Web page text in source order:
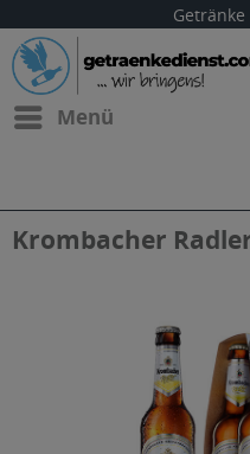
Menü
Krombacher